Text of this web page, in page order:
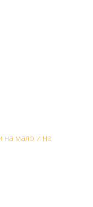
на мало и на